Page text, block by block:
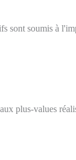
sont soumis à
plus-values